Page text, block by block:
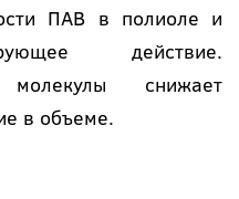
ПАВ в полиоле и
действие.
снижает
в объеме.